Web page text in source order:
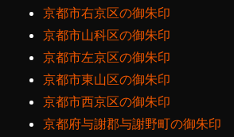
京都市右京区の御朱印
京都市山科区の御朱印
京都市左京区の御朱印
京都市東山区の御朱印
京都市西京区の御朱印
京都府与謝郡与謝野町の御朱印